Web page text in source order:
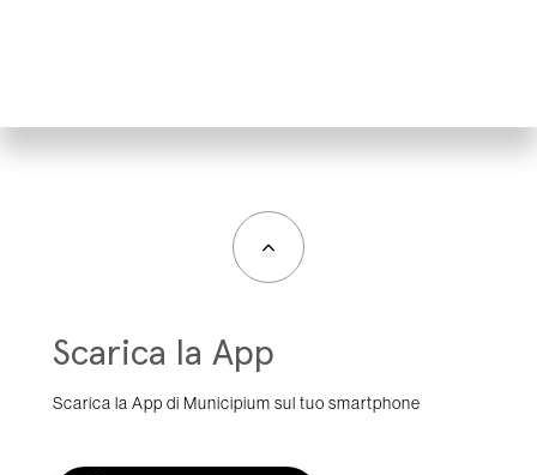
Scarica la App
Scarica la App di Municipium sul tuo smartphone